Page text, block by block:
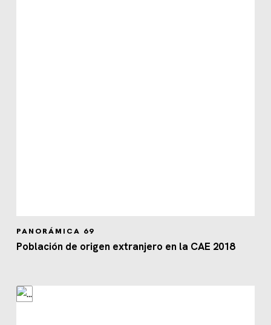
PANORÁMICA 69
Población de origen extranjero en la CAE 2018